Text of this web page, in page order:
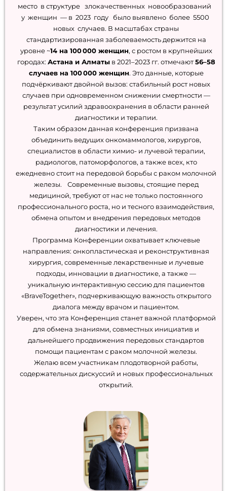
место в структуре злокачественных новообразований
у женщин — в 2023 году было выявлено более 5500
новых случаев. В масштабах страны
стандартизированная заболеваемость держится на
уровне ~14 на 100 000 женщин, с ростом в крупнейших
городах: Астана и Алматыв 2021–2023 гг. отмечают56–58
случаев на 100 000 женщин. Это данные, которые
подчёркивают двойной вызов: стабильный рост новых
случаев при одновременном снижении смертности —
результат усилий здравоохранения в области ранней
диагностики и терапии.
Таким образом данная конференция призвана
объединить ведущих онкомаммологов, хирургов,
специалистов в области химио- и лучевой терапии,
радиологов, патоморфологов, а также всех, кто
ежедневно стоит на передовой борьбы с раком молочной
железы. Современные вызовы, стоящие перед
медициной, требуют от нас не только постоянного
профессионального роста, но и тесного взаимодействия,
обмена опытом и внедрения передовых методов
диагностики и лечения.
Программа Конференции охватывает ключевые
направления: онкопластическая и реконструктивная
хирургия, современные лекарственные и лучевые
подходы, инновации в диагностике, а также —
уникальную интерактивную сессию для пациентов
«BraveTogether», подчеркивающую важность открытого
диалога между врачом и пациентом.
Уверен, что эта Конференция станет важной платформой
для обмена знаниями, совместных инициатив и
дальнейшего продвижения передовых стандартов
помощи пациентам с раком молочной железы.
Желаю всем участникам плодотворной работы,
содержательных дискуссий и новых профессиональных
открытий.